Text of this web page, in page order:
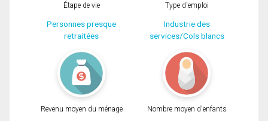
Étape de vie
Personnes presque
retraitées
Type d'emploi
Industrie des
services/Cols blancs
Revenu moyen du ménage Nombre moyen d'enfants